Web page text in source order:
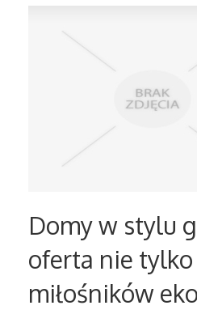
Salony
Sprzęt
Domy w stylu
oferta nie
miłośników